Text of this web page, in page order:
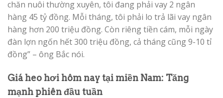
chăn nuôi thường xuyên, tôi đang phải vay 2 ngân
hàng 45 tỷ đồng. Mỗi tháng, tôi phải lo trả lãi vay ngân
hàng hơn 200 triệu đồng. Còn riêng tiền cám, mỗi ngày
đàn lợn ngốn hết 300 triệu đồng, cả tháng cũng 9-10 tỉ
đồng” – ông Bắc nói.
Giá heo hơi hôm nay tại miền Nam: Tăng
mạnh phiên đầu tuần